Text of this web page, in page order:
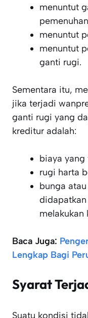
menuntut
menuntut
menuntut
ganti rugi.
Sementara itu,
jika terjadi
ganti rugi yang
kreditur adalah:
biaya yang
rugi harta
bunga
melakukan
Baca Juga:
Lengkap Bagi
Syarat
Suatu kondisi